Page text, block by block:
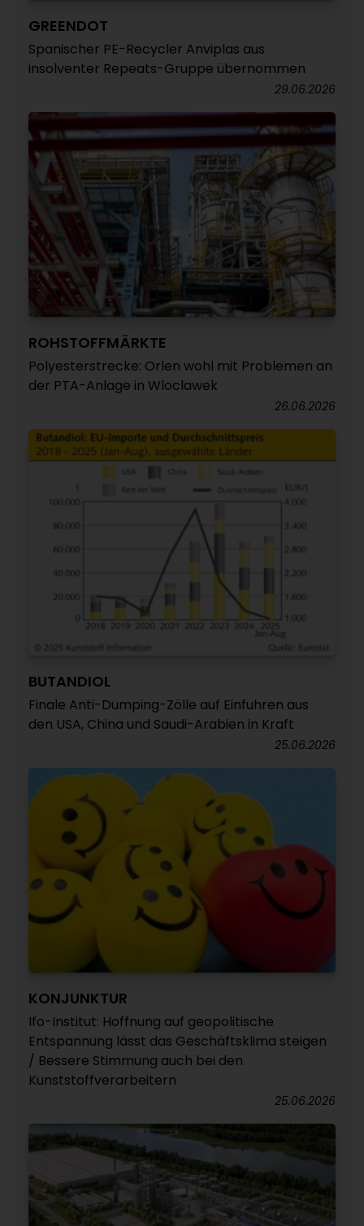
GREENDOT
Spanischer PE-Recycler Anviplas aus
insolventer Repeats-Gruppe übernommen
29.06.2026
ROHSTOFFMÄRKTE
Polyesterstrecke: Orlen wohl mit Problemen an
der PTA-Anlage in Wloclawek
26.06.2026
BUTANDIOL
Finale Anti-Dumping-Zölle auf Einfuhren aus
den USA, China und Saudi-Arabien in Kraft
25.06.2026
KONJUNKTUR
Ifo-Institut: Hoffnung auf geopolitische
Entspannung lässt das Geschäftsklima steigen
/ Bessere Stimmung auch bei den
Kunststoffverarbeitern
25.06.2026